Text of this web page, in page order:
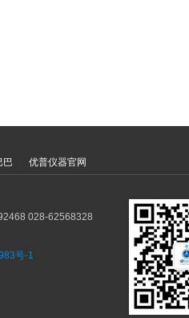
巴 优普仪器官网
028-62568328
号-1